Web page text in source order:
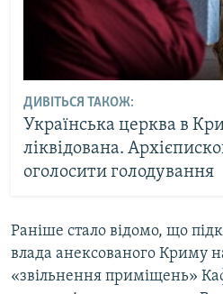
ДИВІТЬСЯ ТАКОЖ:
Українська церква в
ліквідована.
оголосити голодування
Раніше стало відомо, що
влада анексованого Криму
«звільнення приміщень»